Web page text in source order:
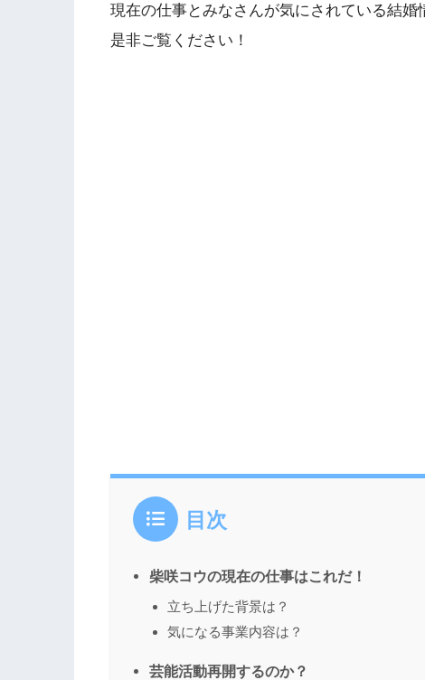
現在の仕事とみなさんが気にされている結
是非ご覧ください！
目次
柴咲コウの現在の仕事はこれだ！
立ち上げた背景は？
気になる事業内容は？
芸能活動再開するのか？